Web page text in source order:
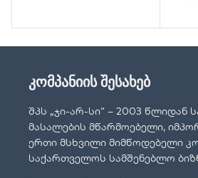
კომპანიის შესახებ
შპს „ჯი-არ-სი“ – 2003 წლიდან
მასალების მწარმოებელი,
ერთი მსხვილი მიმწოდებელი
საქართველოს სამშენებლო